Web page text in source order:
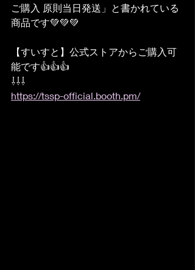
ご購入 原則当日発送」と書かれている
商品です💚💚💚
【すいすと】公式ストアからご購入可
能です👍👍👍
⇩⇩⇩
https://tssp-official.booth.pm/